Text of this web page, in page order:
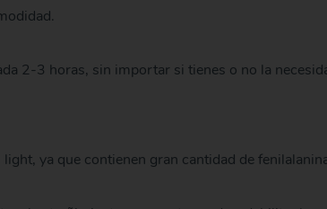
2-3 horas, sin importar si tienes o no la
ya que contienen gran cantidad de